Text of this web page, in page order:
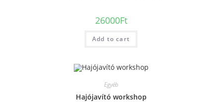
26000Ft
Add to cart
Egyéb
Hajójavító workshop